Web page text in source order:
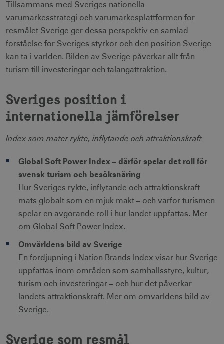
Tillsammans med Sveriges nationella
varumärkesstrategi och varumärkesplattformen för
resmålet Sverige ger dessa perspektiv en samlad
förståelse för Sveriges styrkor och den position Sverige
kan ta i världen. Bilden av Sverige påverkar allt från
turism till investeringar och talangattraktion.
Sveriges position i
internationella jämförelser
Index som mäter rykte, inflytande och attraktionskraft
Global Soft Power Index – därför spelar det roll för
svensk turism och besöksnäring
Hur Sveriges rykte, inflytande och attraktionskraft
mäts globalt som en mjuk makt – och varför turismen
spelar en avgörande roll i hur landet uppfattas. Mer
om Global Soft Power Index.
Omvärldens bild av Sverige
En fördjupning i Nation Brands Index visar hur Sverige
uppfattas inom områden som samhällsstyre, kultur,
turism och investeringar – och hur det påverkar
landets attraktionskraft. Mer om omvärldens bild av
Sverige.
Sverige som resmål